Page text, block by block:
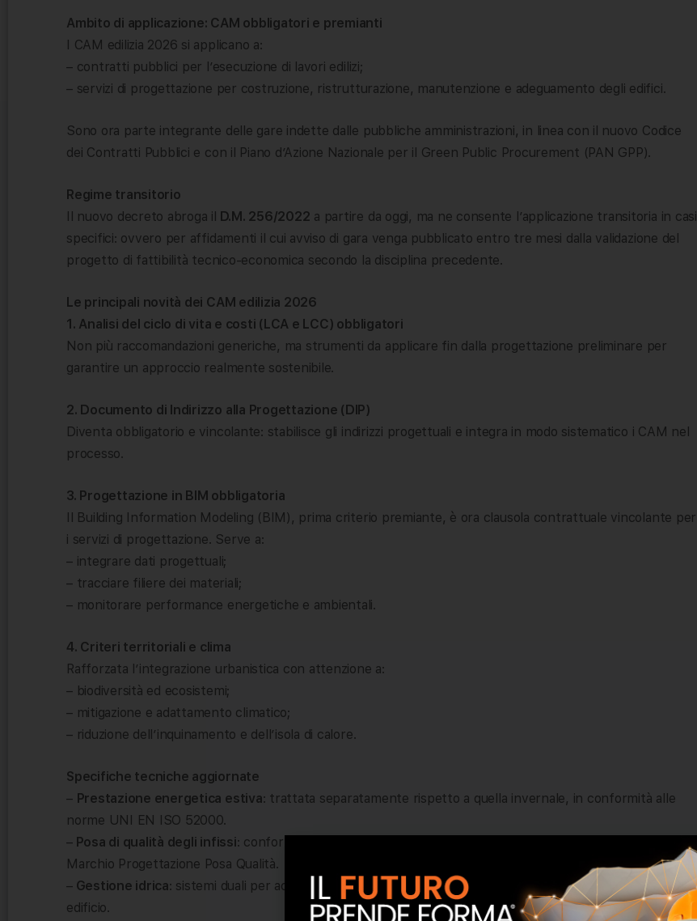
Ambito di applicazione: CAM obbligatori e premianti
I CAM edilizia 2026 si applicano a:
– contratti pubblici per l’esecuzione di lavori edilizi;
– servizi di progettazione per costruzione, ristrutturazione, manutenzione e adeguamento degli edifici.
Sono ora parte integrante delle gare indette dalle pubbliche amministrazioni, in linea con il nuovo Codice
dei Contratti Pubblici e con il Piano d’Azione Nazionale per il Green Public Procurement (PAN GPP).
Regime transitorio
Il nuovo decreto abroga il D.M. 256/2022 a partire da oggi, ma ne consente l’applicazione transitoria in casi
specifici: ovvero per affidamenti il cui avviso di gara venga pubblicato entro tre mesi dalla validazione del
progetto di fattibilità tecnico-economica secondo la disciplina precedente.
Le principali novità dei CAM edilizia 2026
1. Analisi del ciclo di vita e costi (LCA e LCC) obbligatori
Non più raccomandazioni generiche, ma strumenti da applicare fin dalla progettazione preliminare per
garantire un approccio realmente sostenibile.
2. Documento di Indirizzo alla Progettazione (DIP)
Diventa obbligatorio e vincolante: stabilisce gli indirizzi progettuali e integra in modo sistematico i CAM nel
processo.
3. Progettazione in BIM obbligatoria
Il Building Information Modeling (BIM), prima criterio premiante, è ora clausola contrattuale vincolante per
i servizi di progettazione. Serve a:
– integrare dati progettuali;
– tracciare filiere dei materiali;
– monitorare performance energetiche e ambientali.
4. Criteri territoriali e clima
Rafforzata l’integrazione urbanistica con attenzione a:
– biodiversità ed ecosistemi;
– mitigazione e adattamento climatico;
– riduzione dell’inquinamento e dell’isola di calore.
Specifiche tecniche aggiornate
– Prestazione energetica estiva: trattata separatamente rispetto a quella invernale, in conformità alle
norme UNI EN ISO 52000.
–Posa di qualità degli infissi: conformità obbligatoria alle norme UNI 11673, con riconoscimento del
Marchio Progettazione Posa Qualità.
–Gestione idrica: sistemi duali per acqua potabile e non, raccolta e riuso delle acque meteoriche a livello di
edificio.